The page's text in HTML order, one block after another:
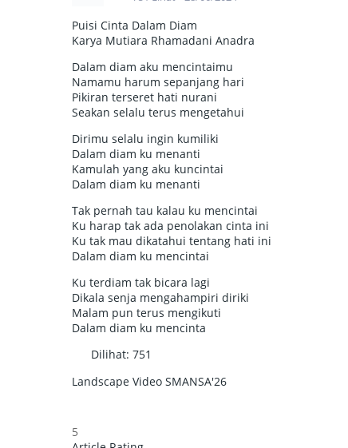
Puisi Cinta Dalam Diam
Karya Mutiara Rhamadani Anadra
Dalam diam aku mencintaimu
Namamu harum sepanjang hari
Pikiran terseret hati nurani
Seakan selalu terus mengetahui
Dirimu selalu ingin kumiliki
Dalam diam ku menanti
Kamulah yang aku kuncintai
Dalam diam ku menanti
Tak pernah tau kalau ku mencintai
Ku harap tak ada penolakan cinta ini
Ku tak mau dikatahui tentang hati ini
Dalam diam ku mencintai
Ku terdiam tak bicara lagi
Dikala senja mengahampiri diriki
Malam pun terus mengikuti
Dalam diam ku mencinta
Dilihat: 751
Landscape Video SMANSA'26
5